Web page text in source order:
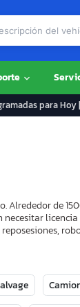
para
Alrededor de